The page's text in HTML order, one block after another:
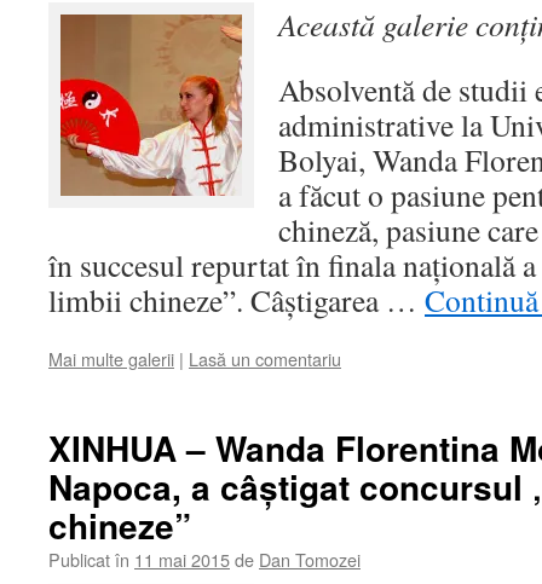
Această galerie
Absolventă de studii
administrative la
Bolyai, Wanda
a făcut o pasiune
chineză, pasiune
în succesul repurtat în finala naţională
limbii chineze”. Câştigarea …
Mai multe galerii | Lasă un comentariu
XINHUA – Wanda Florentina
Napoca, a câştigat concursul
chineze”
Publicat în 11 mai 2015de Dan Tomozei